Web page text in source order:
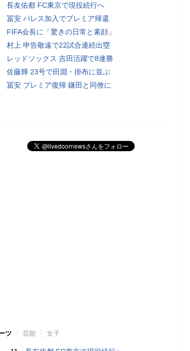
長友佑都 FC東京で現役続行へ
冨安 パレス加入でプレミア帰還
FIFA会長に「驚きの日常と素顔」
村上 申告敬遠で22試合連続出塁
レッドソックス 吉田活躍で8連勝
佐藤輝 23号で田淵・掛布に並ぶ
冨安 プレミア復帰 鎌田と同僚に
ツ 芸能 女子